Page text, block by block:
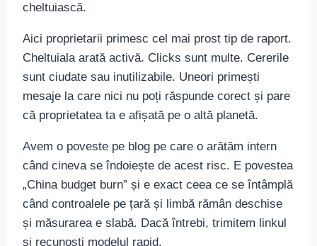
cheltuiască.
Aici proprietarii primesc cel mai prost tip de raport.
Cheltuiala arată activă. Clicks sunt multe. Cererile
sunt ciudate sau inutilizabile. Uneori primești
mesaje la care nici nu poți răspunde corect și pare
că proprietatea ta e afișată pe o altă planetă.
Avem o poveste pe blog pe care o arătăm intern
când cineva se îndoiește de acest risc. E povestea
„China budget burn” și e exact ceea ce se întâmplă
când controalele pe țară și limbă rămân deschise
și măsurarea e slabă. Dacă întrebi, trimitem linkul
și recunoști modelul rapid.